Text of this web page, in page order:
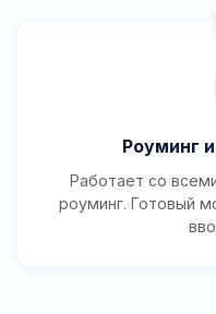
Роуминг
Работает со
роуминг. Готовый